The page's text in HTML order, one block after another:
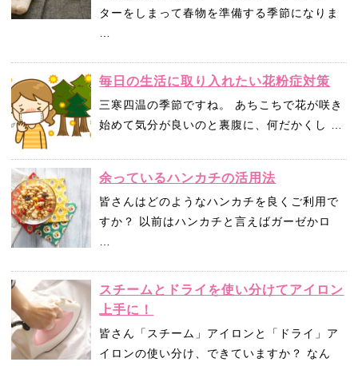
ターをしまって春物を準備する季節になりま
毎日の生活に取り入れたい花粉症対策
三寒四温の季節ですね。 あちこちで花が咲き
始めて気分が良いのと裏腹に、何だかくし …
余っているハンカチの活用法
皆さんはどのようなハンカチを良くご利用で
すか？ 以前はハンカチと言えばガーゼかロ
スチームとドライを使い分けてアイロン
上手に！
皆さん「スチーム」アイロンと「ドライ」ア
イロンの使い分け、できていますか？ なん